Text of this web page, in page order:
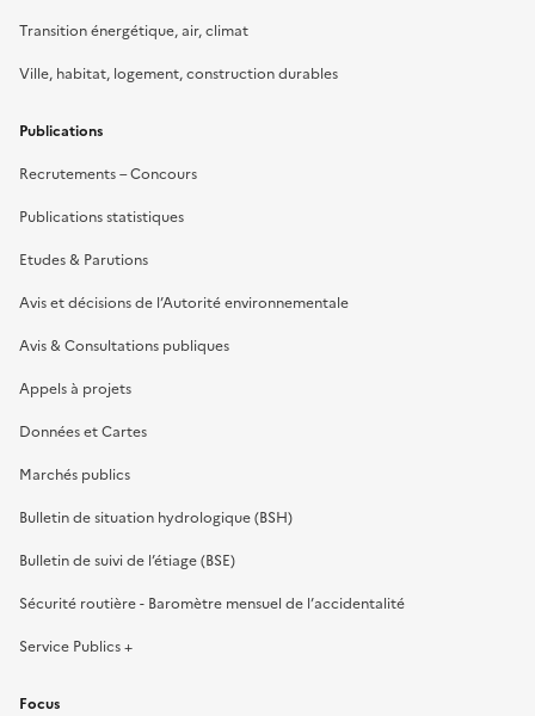
Transition énergétique, air, climat
Ville, habitat, logement, construction durables
Publications
Recrutements – Concours
Publications statistiques
Etudes & Parutions
Avis et décisions de l’Autorité environnementale
Avis & Consultations publiques
Appels à projets
Données et Cartes
Marchés publics
Bulletin de situation hydrologique (BSH)
Bulletin de suivi de l’étiage (BSE)
Sécurité routière - Baromètre mensuel de l’accidentalité
Service Publics +
Focus